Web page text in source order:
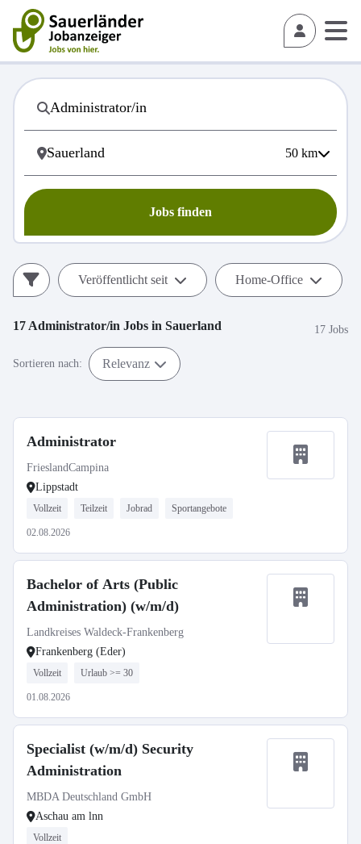
50 km
Jobs finden
Veröffentlicht seit Home-Office
17 Administrator/in Jobs in Sauerland 17 Jobs
Sortieren nach: Relevanz
Administrator
FrieslandCampina
Lippstadt
Vollzeit Teilzeit Jobrad Sportangebote
02.08.2026
Bachelor of Arts (Public
Administration) (w/m/d)
Landkreises Waldeck-Frankenberg
Frankenberg (Eder)
Vollzeit Urlaub >= 30
01.08.2026
Specialist (w/m/d) Security
Administration
MBDA Deutschland GmbH
Aschau am lnn
Vollzeit